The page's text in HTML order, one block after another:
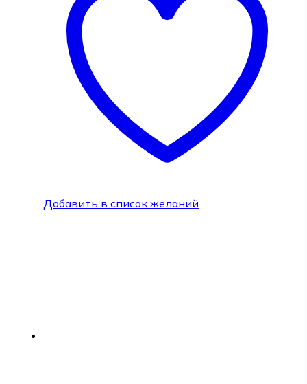
Добавить в список желаний